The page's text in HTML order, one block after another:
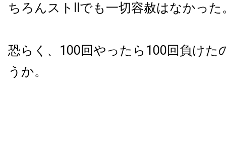
ちろんストIIでも一切容赦はなかった
恐らく、100回やったら100回負けた
うか。